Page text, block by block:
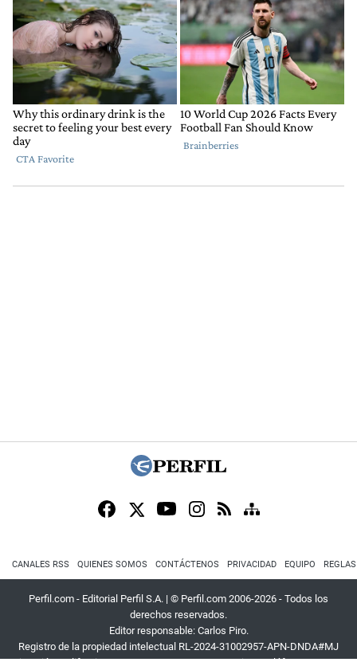
CANALES RSS QUIENES SOMOS CONTÁCTENOS PRIVACIDAD EQUIPO
Perfil.com - Editorial Perfil S.A. | © Perfil.com 2006-2026 - Todos los
derechos reservados.
Editor responsable: Carlos Piro.
Registro de la propiedad intelectual RL-2024-31002957-APN-DNDA#MJ